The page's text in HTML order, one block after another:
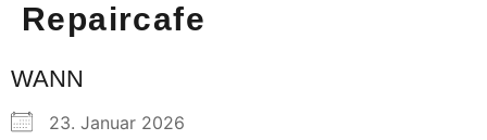
Repaircafe
WANN
23. Januar 2026